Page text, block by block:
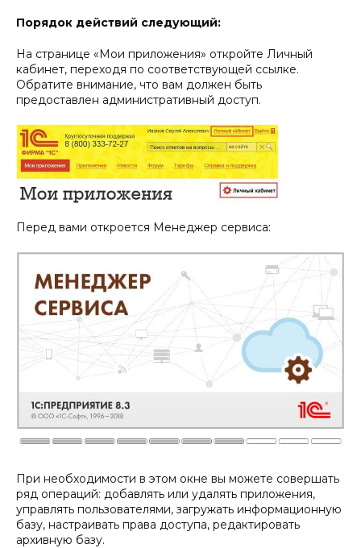
Порядок действий следующий:
На странице «Мои приложения» откройте Личный
кабинет, переходя по соответствующей ссылке.
Обратите внимание, что вам должен быть
предоставлен административный доступ.
Перед вами откроется Менеджер сервиса:
При необходимости в этом окне вы можете совершать
ряд операций: добавлять или удалять приложения,
управлять пользователями, загружать информационную
базу, настраивать права доступа, редактировать
архивную базу.